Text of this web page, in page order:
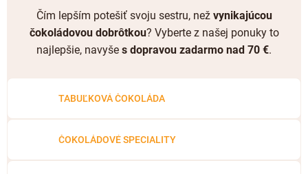
Mliečna čokoláda
Bean to bar čokoláda
Čokoláda Passion
Lámaná čokoláda
Bonboniéry
Kusové pralinky a hľuzovky
ČOKOLÁDOVÉ ŠPECIALITY
Čokoládové lízanky
Čokoládové srdiečka
Čokoládové figúrky
ZÁKAZKOVÁ VÝROBA
Svadobné čokolády
Narodeniny
KAKAOVÉ VÝROBKY
Kakaové bôby
Prihlásenie
Čím lepším potešiť svoju sestru, nežvynikajúcou
čokoládovou dobrôtkou? Vyberte z našej ponuky to
najlepšie, navyše s dopravou zadarmo nad 70 €.
TABUĽKOVÁ ČOKOLÁDA
ČOKOLÁDOVÉ SPECIALITY